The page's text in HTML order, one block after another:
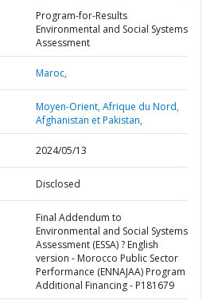
Program-for-Results
Environmental and Social Systems
Assessment
Maroc,
Moyen-Orient, Afrique du Nord,
Afghanistan et Pakistan,
2024/05/13
Disclosed
Final Addendum to
Environmental and Social Systems
Assessment (ESSA) ? English
version - Morocco Public Sector
Performance (ENNAJAA) Program
Additional Financing - P181679